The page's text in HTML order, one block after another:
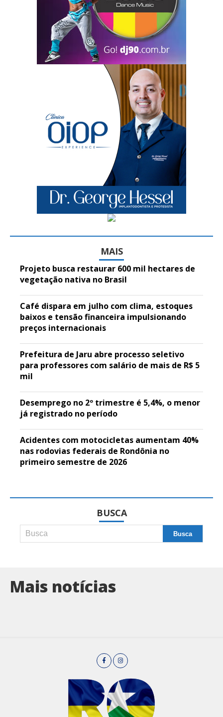
MAIS
Projeto busca restaurar 600 mil hectares de
vegetação nativa no Brasil
Café dispara em julho com clima, estoques
baixos e tensão financeira impulsionando
preços internacionais
Prefeitura de Jaru abre processo seletivo
para professores com salário de mais de R$ 5
mil
Desemprego no 2º trimestre é 5,4%, o menor
já registrado no período
Acidentes com motocicletas aumentam 40%
nas rodovias federais de Rondônia no
primeiro semestre de 2026
BUSCA
Mais notícias